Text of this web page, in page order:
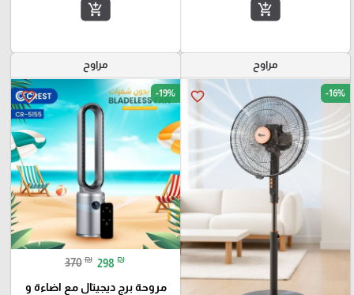
add_shopping_cart
add_shopping_cart
مراوح
favorite_border -16%
مراوح
favorite_border -19%
370 ₪ 298 ₪
مروحة برج ديجيتال مع اضاءة و